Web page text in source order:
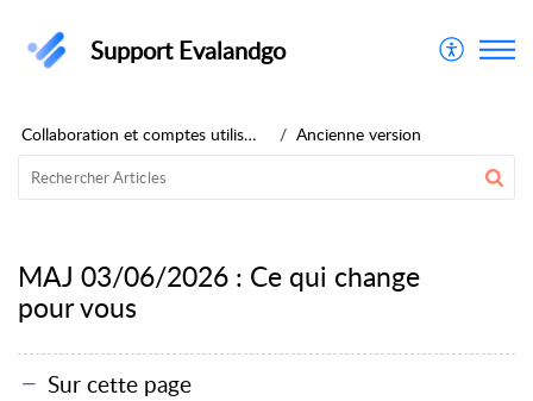
Support Evalandgo
Collaboration et comptes utilisateurs Ancienne version
MAJ 03/06/2026 : Ce qui change
pour vous
Sur cette page